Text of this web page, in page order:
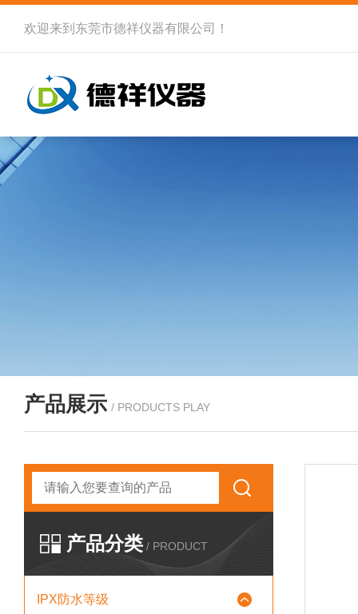
欢迎来到 东莞市德祥仪器有限公司 ！
产品展示 / PRODUCTS PLAY
产品分类 / PRODUCT
IPX防水等级